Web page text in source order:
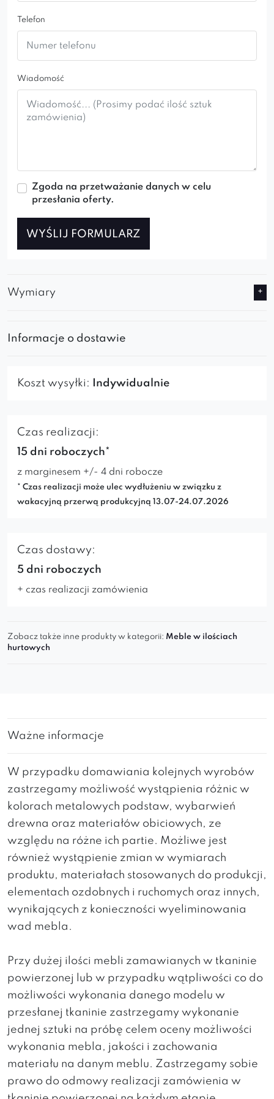
wygodę, elegancję oraz luksusowy styl, to
narożnik Cassian jest idealnym wyborem dla
Ciebie.
Telefon
Wiadomość
Zgoda na przetważanie danych w celu
przesłania oferty.
WYŚLIJ FORMULARZ
Wymiary
Informacje o dostawie
Koszt wysyłki: Indywidualnie
Czas realizacji:
15 dni roboczych*
z marginesem +/- 4 dni robocze
* Czas realizacji może ulec wydłużeniu w związku z
wakacyjną przerwą produkcyjną 13.07-24.07.2026
Czas dostawy:
5 dni roboczych
+ czas realizacji zamówienia
Zobacz także inne produkty w kategorii: Meble w ilościach
hurtowych
Ważne informacje
W przypadku domawiania kolejnych wyrobów
zastrzegamy możliwość wystąpienia różnic w
kolorach metalowych podstaw, wybarwień
drewna oraz materiałów obiciowych, ze
względu na różne ich partie. Możliwe jest
również wystąpienie zmian w wymiarach
produktu, materiałach stosowanych do produkcji,
elementach ozdobnych i ruchomych oraz innych,
wynikających z konieczności wyeliminowania
wad mebla.
Przy dużej ilości mebli zamawianych w tkaninie
powierzonej lub w przypadku wątpliwości co do
możliwości wykonania danego modelu w
przesłanej tkaninie zastrzegamy wykonanie
jednej sztuki na próbę celem oceny możliwości
wykonania mebla, jakości i zachowania
materiału na danym meblu. Zastrzegamy sobie
prawo do odmowy realizacji zamówienia w